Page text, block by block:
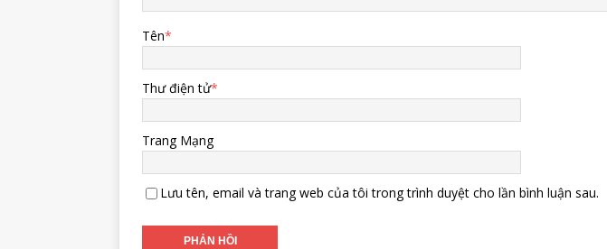
Tên*
Thư điện tử*
Trang Mạng
Lưu tên, email và trang web của tôi trong trình duyệt cho lần bình luận sau.